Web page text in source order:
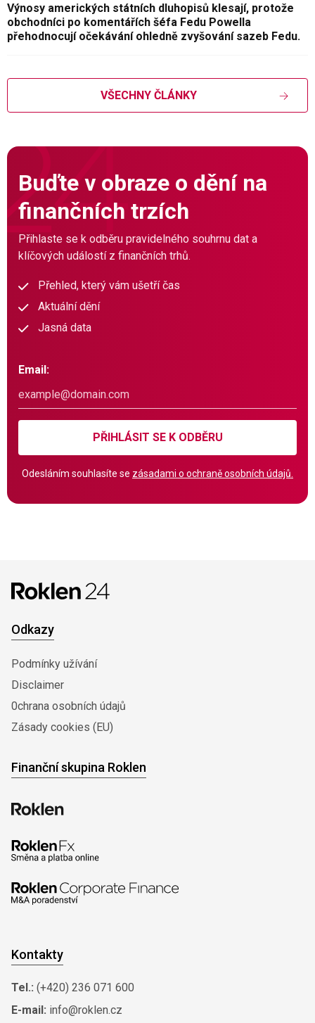
Výnosy amerických státních dluhopisů klesají, protože
obchodníci po komentářích šéfa Fedu Powella
přehodnocují očekávání ohledně zvyšování sazeb Fedu.
VŠECHNY ČLÁNKY
Buďte v obraze o dění na
finančních trzích
Přihlaste se k odběru pravidelného souhrnu dat a
klíčových událostí z finančních trhů.
Přehled, který vám ušetří čas
Aktuální dění
Jasná data
Email:
PŘIHLÁSIT SE K ODBĚRU
Odesláním souhlasíte se zásadami o ochraně osobních údajů.
Odkazy
Podmínky užívání
Disclaimer
0chrana osobních údajů
Zásady cookies (EU)
Finanční skupina Roklen
Kontakty
Tel.: (+420) 236 071 600
E-mail: info@roklen.cz